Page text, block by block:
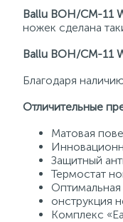
Ballu BOH/CM-11
ножек сделана
Ballu BOH/CM-11
Благодаря
Отличительные
Матовая
Защитный
Термостат
онструкция
Комплекс